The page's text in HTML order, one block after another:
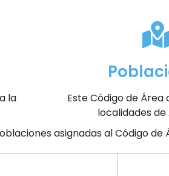
la
Este Código de Área
localidades
asignadas al Código de